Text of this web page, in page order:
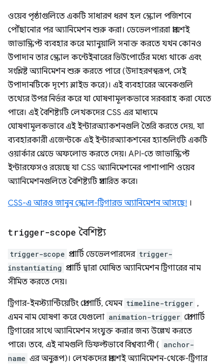
ওয়েব পৃষ্ঠাগুলিতে একটি সাধারণ ধরণ হল স্ক্রোল পজিশনে
পৌঁছানোর পর অ্যানিমেশন শুরু করা। ডেভেলপাররা প্রায়শই
জাভাস্ক্রিপ্ট ব্যবহার করে ম্যানুয়ালি সনাক্ত করতে যখন কোনও
উপাদান তার স্ক্রোল কন্টেইনারের ভিউপোর্টের মধ্যে থাকে এবং
সংশ্লিষ্ট অ্যানিমেশন শুরু করতে পারে (উদাহরণস্বরূপ, সেই
উপাদানটিকে দৃশ্যে স্লাইড করে)। এই ব্যবহারের অনেকগুলি
তথ্যের উপর নির্ভর করে যা ঘোষণামূলকভাবে সরবরাহ করা যেতে
পারে। এই বৈশিষ্ট্যটি লেখকদের CSS এর মাধ্যমে
ঘোষণামূলকভাবে এই ইন্টারঅ্যাকশনগুলি তৈরি করতে দেয়, যা
ব্যবহারকারী এজেন্টকে এই ইন্টারঅ্যাকশনের হ্যান্ডলিংটি একটি
ওয়ার্কার থ্রেডে অফলোড করতে দেয়। API-তে জাভাস্ক্রিপ্ট
ইন্টারফেসও রয়েছে যা CSS অ্যানিমেশনের পাশাপাশি ওয়েব
অ্যানিমেশনগুলিতে বৈশিষ্ট্যটি প্রসারিত করে।
CSS-এ আরও জানুন স্ক্রোল-ট্রিগারড অ্যানিমেশন আসছে! ।
trigger-scope বৈশিষ্ট্য
trigger-scope প্রপার্টি ডেভেলপারদের trigger-
instantiating প্রপার্টি দ্বারা ঘোষিত অ্যানিমেশন ট্রিগারের নাম
সীমিত করতে দেয়।
ট্রিগার-ইনস্ট্যান্টিয়েটিং প্রোপার্টি, যেমন timeline-trigger ,
এমন নাম ঘোষণা করে যেগুলো animation-trigger প্রোপার্টি
ট্রিগারের সাথে অ্যানিমেশন সংযুক্ত করার জন্য উল্লেখ করতে
পারে। তবে, এই নামগুলি ডিফল্টভাবে বিশ্বব্যাপী ( anchor-
name এর অনুরূপ)। লেখকদের প্রায়শই অ্যানিমেশন-থেকে-ট্রিগার